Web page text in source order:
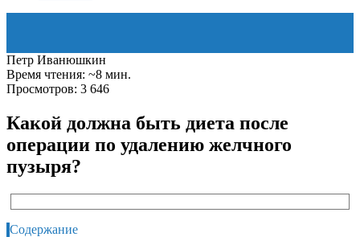
Петр Иванюшкин
Время чтения: ~8 мин.
Просмотров: 3 646
Какой должна быть диета после
операции по удалению желчного
пузыря?
Содержание